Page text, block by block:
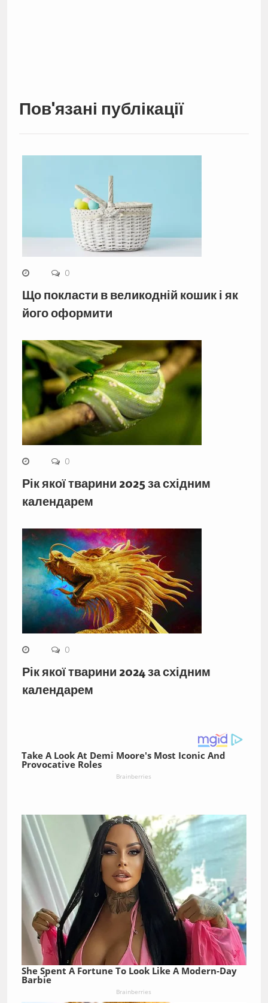
Пов'язані публікації
0
Що покласти в великодній кошик і як
його оформити
0
Рік якої тварини 2025 за східним
календарем
0
Рік якої тварини 2024 за східним
календарем
Take A Look At Demi Moore's Most Iconic And
Provocative Roles
Brainberries
She Spent A Fortune To Look Like A Modern-Day
Barbie
Brainberries